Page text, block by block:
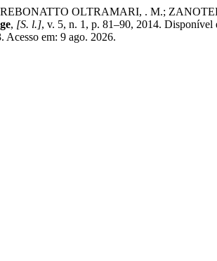
OLTRAMARI, . M.;
, [S. l.], v. 5, n. 1, p. 81–90, 2014. Disponível
Acesso em: 9 ago. 2026.